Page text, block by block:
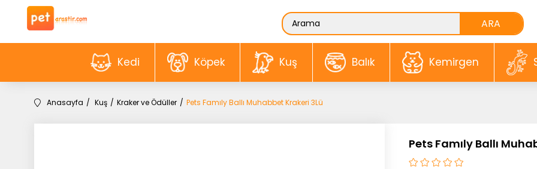
Kedi Köpek Kuş Balık Kemirgen
Anasayfa Kuş Kraker ve Ödüller Pets Famıly Ballı Muhabbet Krakeri 3Lü
Pets Famıly Ballı